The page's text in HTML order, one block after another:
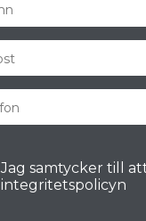
Jag samtycker till
integritetspolicyn